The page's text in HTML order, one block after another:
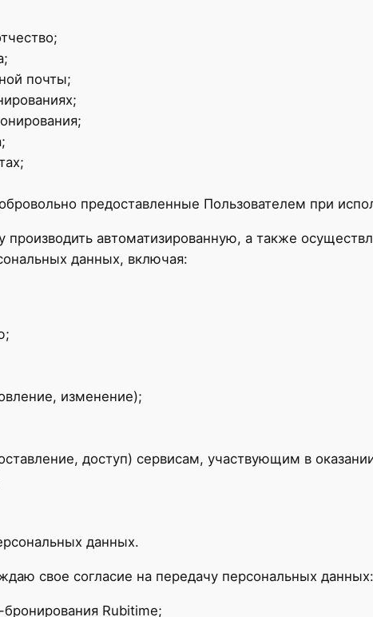
почты;
предоставленные Пользователем при
автоматизированную, а также
данных, включая:
изменение);
доступ) сервисам, участвующим в
данных.
свое согласие на передачу персональных данных:
Rubitime;